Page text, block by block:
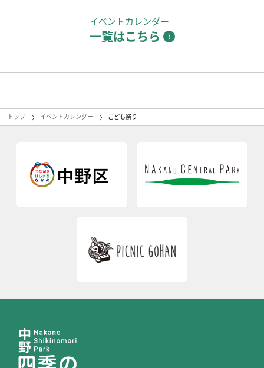
イベントカレンダー
一覧はこちら
トップ イベントカレンダー こども祭り